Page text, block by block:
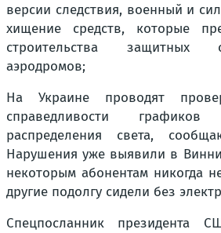
версии следствия, военный и
хищение средств, которые
строительства защитных
аэродромов;
На Украине проводят
справедливости
распределения света,
Нарушения уже выявили в
некоторым абонентам никогда
другие подолгу сидели без
Спецпосланник президента